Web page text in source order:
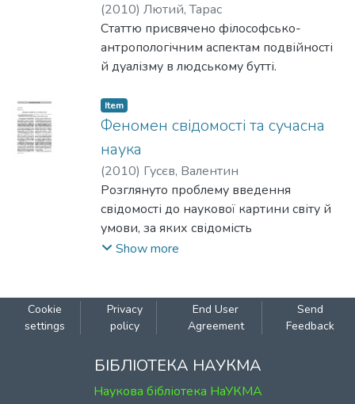
(2010) Лютий, Тарас
Статтю присвячено філософсько-
антропологічним аспектам подвійності
й дуалізму в людському бутті.
Item
Феномен свідомості та сучасна
наука
(2010) Гусєв, Валентин
Розглянуто проблему введення
свідомості до наукової картини світу й
умови, за яких свідомість
може стати предметом наукового
Show more
Cookie
settings
Privacy
policy
End User
Agreement
Send
Feedback
БІБЛІОТЕКА НАУКМА
Наукова бібліотека НаУКМА